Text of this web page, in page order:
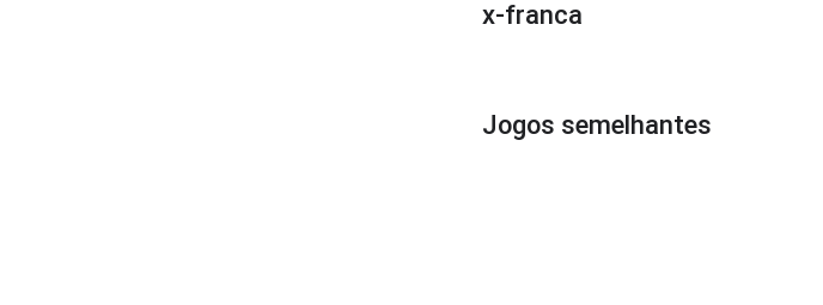
x-franca
Jogos semelhantes